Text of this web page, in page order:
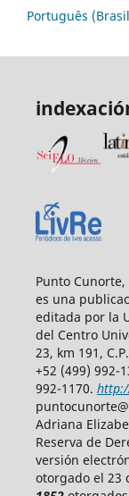
Português
Punto Cunorte,
es una
editada por la
del Centro
23, km 191,
+52 (499) 992-
992-1170.
Adriana
Reserva de
versión
otorgado el 23